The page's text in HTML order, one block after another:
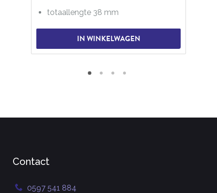
totaallengte 38 mm
IN WINKELWAGEN
Contact
0597 541 884